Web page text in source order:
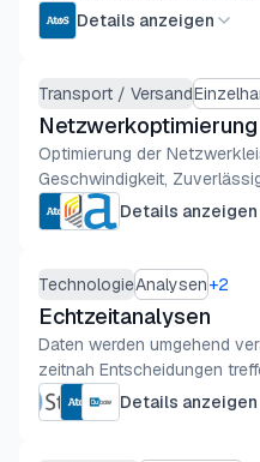
Details anzeigen
Transport / Versand
Netzwerkoptimierung
Optimierung der
Geschwindigkeit,
Details anzeigen
TechnologieAnalysen+2
Echtzeitanalysen
Daten werden umgehend
zeitnah Entscheidungen
Details anzeigen